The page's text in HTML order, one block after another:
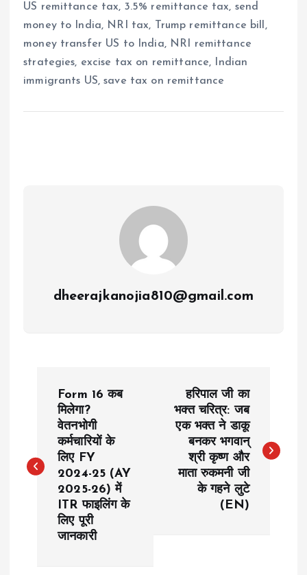
US remittance tax, 3.5% remittance tax, send
money to India, NRI tax, Trump remittance bill,
money transfer US to India, NRI remittance
strategies, excise tax on remittance, Indian
immigrants US, save tax on remittance
dheerajkanojia810@gmail.com
t
Form 16 कब
मिलेगा?
वेतनभोगी
कर्मचारियों के
लिए FY
2024-25 (AY
2025-26) में
ITR फाइलिंग के
लिए पूरी
जानकारी
हरिपाल जी का
भक्त चरित्र: जब
एक भक्त ने डाकू
बनकर भगवान्
श्री कृष्ण और
माता रुकमनी जी
के गहने लुटे
(EN)